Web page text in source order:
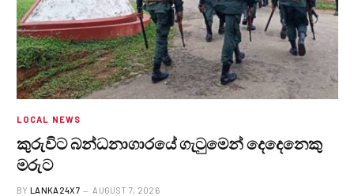
LOCAL NEWS
කුරුවිට බන්ධනාගාරයේ ගැටුමෙන් දෙදෙනෙකු
මරුට
BY LANKA24X7 AUGUST 7, 2026